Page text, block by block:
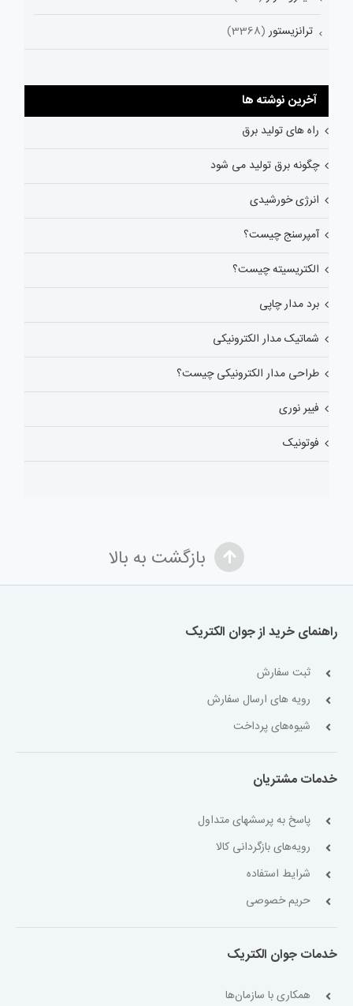
ترانزیستور (3368)
آخرین نوشته ها
راه های تولید برق
چگونه برق تولید می شود
انرژی خورشیدی
آمپرسنج چیست؟
الکتریسیته چیست؟
برد مدار چاپی
شماتیک مدار الکترونیکی
طراحی مدار الکترونیکی چیست؟
فیبر نوری
فوتونیک
بازگشت به بالا
راهنمای خرید از جوان الکتریک
ثبت سفارش
رویه های ارسال سفارش
شیوه‌های پرداخت
خدمات مشتریان
پاسخ به پرسشهای متداول
رویه‌های بازگردانی کالا
شرایط استفاده
حریم خصوصی
خدمات جوان الکتریک
همکاری با سازمان‌ها